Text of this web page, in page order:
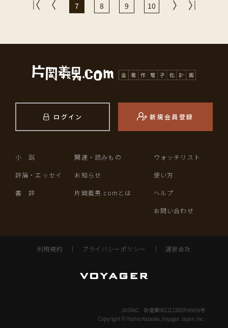
7 8 9 10
ログイン 新規会員登録
小 説
評論・エッセイ
書 評
関連・読みもの
お知らせ
片岡義男.comとは
ウォッチリスト
使い方
ヘルプ
お問い合わせ
利用規約 ｜ プライバシーポリシー ｜ 運営会社
JASRAC 許諾第9012122009Y45059号
Copyright © Yoshio Kataoka, Voyager Japan, Inc.